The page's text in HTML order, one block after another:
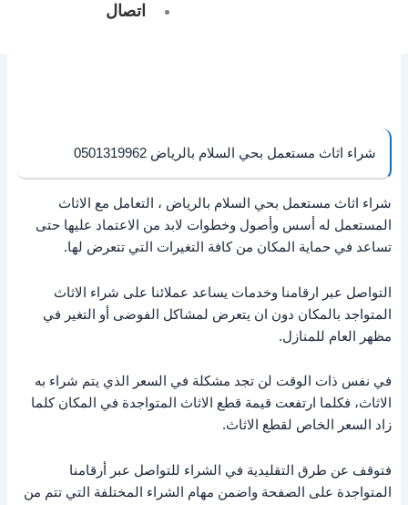
اتصال
شراء اثاث مستعمل بحي السلام بالرياض 0501319962
شراء اثاث مستعمل بحي السلام بالرياض ، التعامل مع الاثاث
المستعمل له أسس وأصول وخطوات لابد من الاعتماد عليها حتى
تساعد في حماية المكان من كافة التغيرات التي تتعرض لها.
التواصل عبر ارقامنا وخدمات يساعد عملائنا على شراء الاثاث
المتواجد بالمكان دون ان يتعرض لمشاكل الفوضى أو التغير في
مظهر العام للمنازل.
في نفس ذات الوقت لن تجد مشكلة في السعر الذي يتم شراء به
الاثاث، فكلما ارتفعت قيمة قطع الاثاث المتواجدة في المكان كلما
زاد السعر الخاص لقطع الاثاث.
فتوقف عن طرق التقليدية في الشراء للتواصل عبر أرقامنا
المتواجدة على الصفحة واضمن مهام الشراء المختلفة التي تتم من